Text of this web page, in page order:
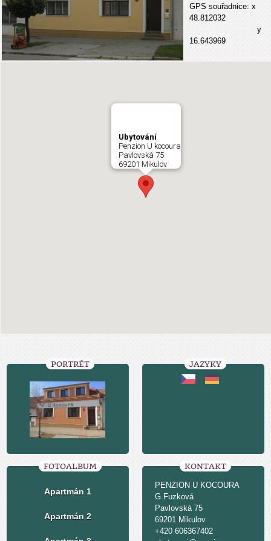
GPS souřadnice: x
48.812032
y
16.643969
Ubytování
Penzion U kocoura
Pavlovská 75
69201 Mikulov
PORTRÉT JAZYKY
FOTOALBUM
Apartmán 1
Apartmán 2
KONTAKT
PENZION U KOCOURA
G.Fuzková
Pavlovská 75
69201 Mikulov
+420 606367402